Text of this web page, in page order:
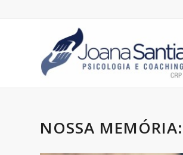
NOSSA